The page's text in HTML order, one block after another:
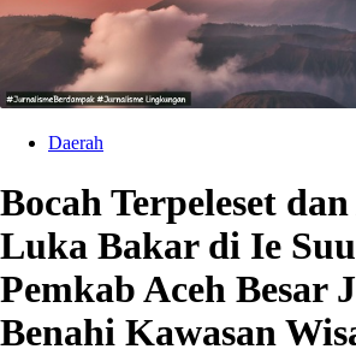
Daerah
Bocah Terpeleset
Luka Bakar di Ie
Pemkab Aceh Besar
Benahi Kawasan